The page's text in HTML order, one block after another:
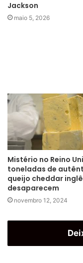
Jackson
maio 5, 2026
Mistério no Reino
toneladas de
queijo cheddar
desaparecem
novembro 12, 2024